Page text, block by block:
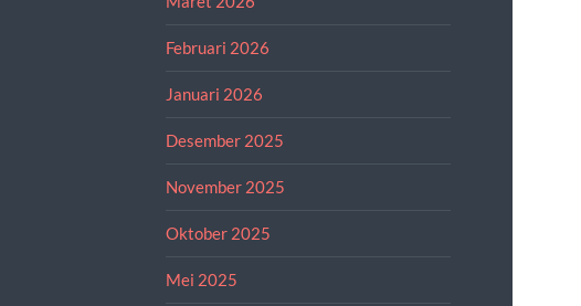
Februari 2026
Januari 2026
Desember 2025
November 2025
Oktober 2025
Mei 2025